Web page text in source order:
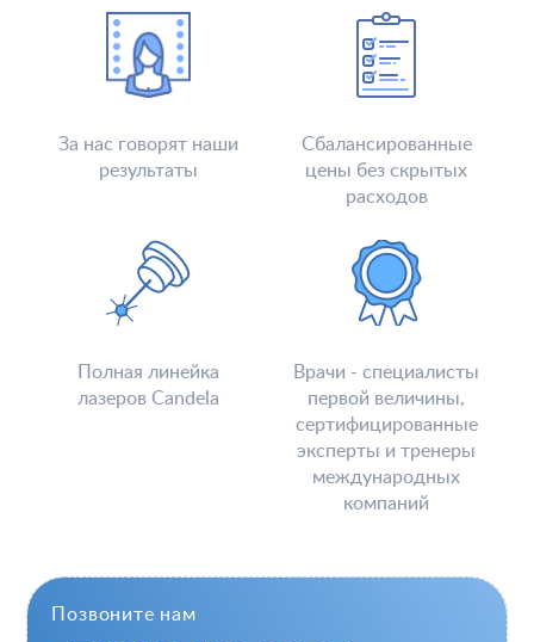
За нас говорят наши
результаты
Сбалансированные
цены без скрытых
расходов
Полная линейка
лазеров Candela
Врачи - специалисты
первой величины,
сертифицированные
эксперты и тренеры
международных
компаний
Позвоните нам